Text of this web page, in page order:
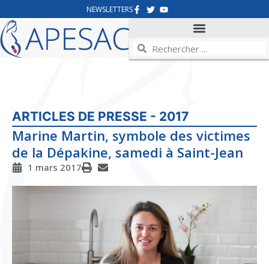
NEWSLETTERS
ARTICLES DE PRESSE - 2017
Marine Martin, symbole des victimes
de la Dépakine, samedi à Saint-Jean
1 mars 2017